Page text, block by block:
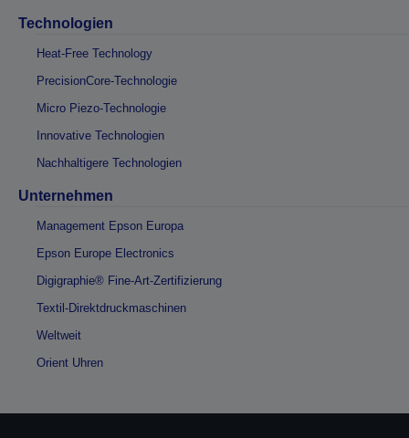
Technologien
Heat-Free Technology
PrecisionCore-Technologie
Micro Piezo-Technologie
Innovative Technologien
Nachhaltigere Technologien
Unternehmen
Management Epson Europa
Epson Europe Electronics
Digigraphie® Fine-Art-Zertifizierung
Textil-Direktdruckmaschinen
Weltweit
Orient Uhren